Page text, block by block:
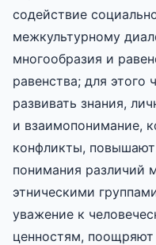
содействие
межкультурному
многообразия и
равенства; для этого
развивать знания,
и взаимопонимание,
конфликты,
понимания различий
этническими
уважение к
ценностям,